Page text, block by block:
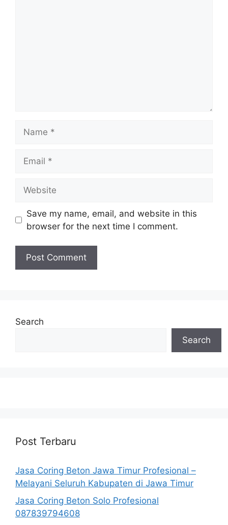
Save my name, email, and website in this
browser for the next time I comment.
Search
Search
Post Terbaru
Jasa Coring Beton Jawa Timur Profesional –
Melayani Seluruh Kabupaten di Jawa Timur
Jasa Coring Beton Solo Profesional
087839794608